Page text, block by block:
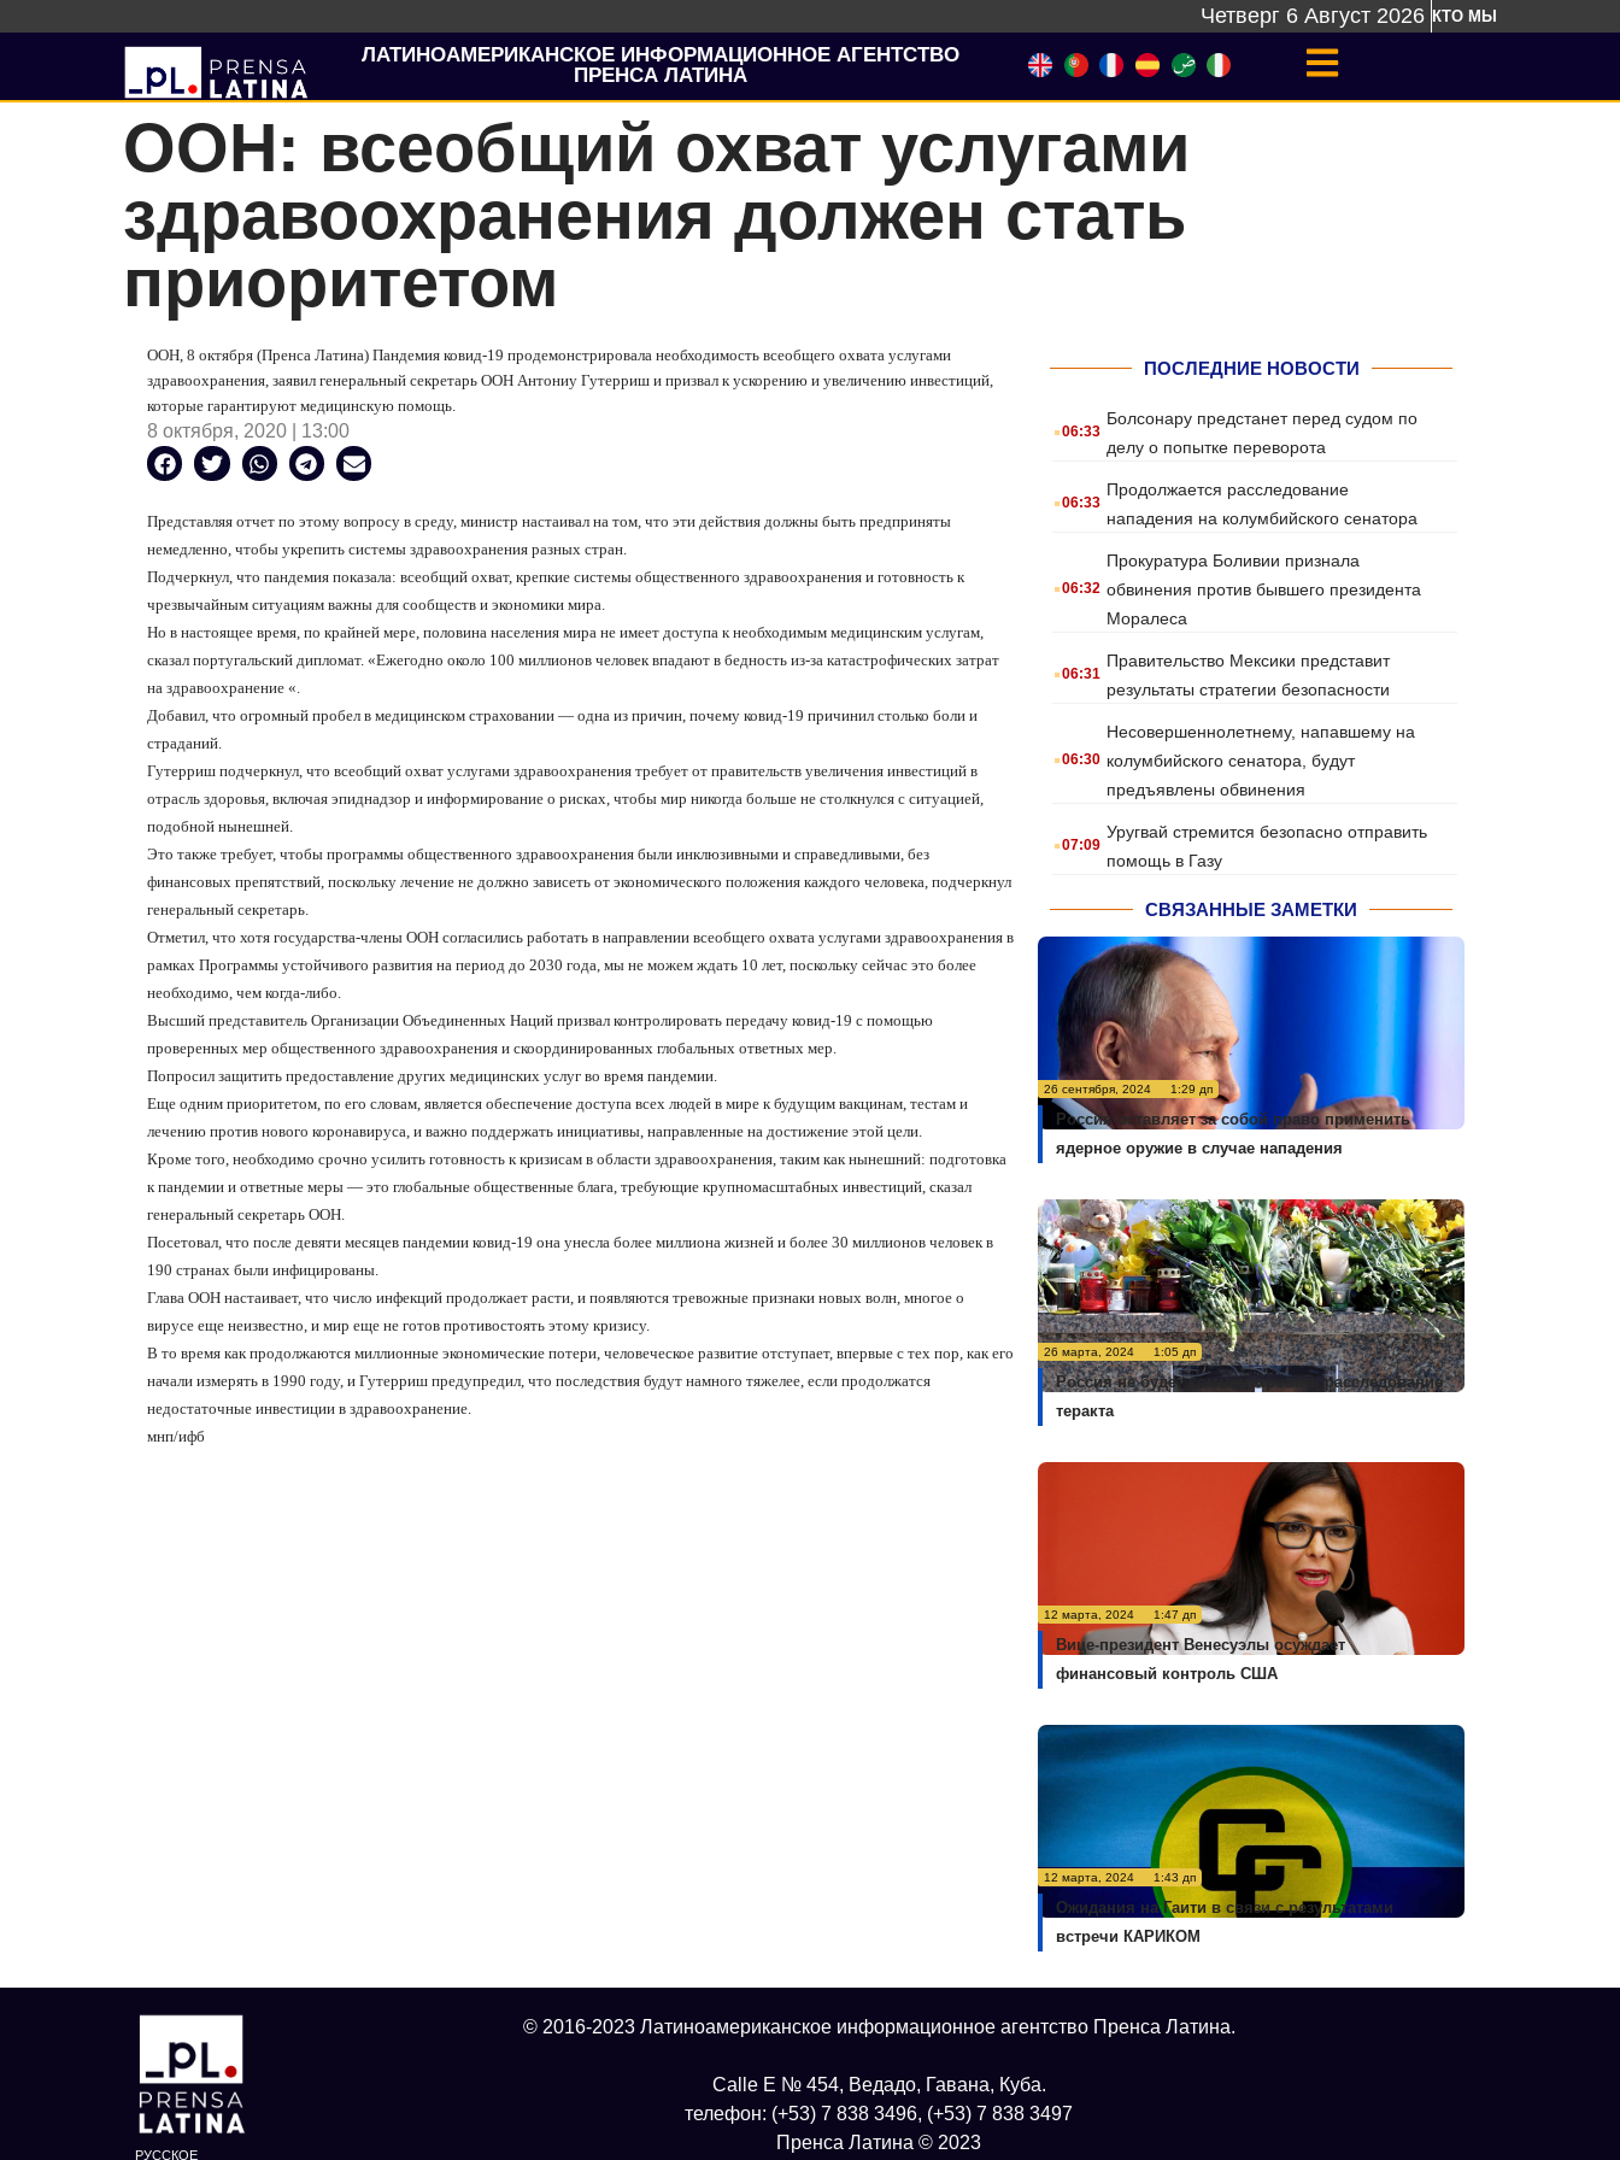
Четверг 6 Август 2026 КТО МЫ
ЛАТИНОАМЕРИКАНСКОЕ ИНФОРМАЦИОННОЕ АГЕНТСТВО
ПРЕНСА ЛАТИНА
ООН: всеобщий охват услугами
здравоохранения должен стать
приоритетом
ООН, 8 октября (Пренса Латина) Пандемия ковид-19 продемонстрировала необходимость всеобщего охвата услугами
здравоохранения, заявил генеральный секретарь ООН Антониу Гутерриш и призвал к ускорению и увеличению инвестиций,
которые гарантируют медицинскую помощь.
8 октября, 2020 | 13:00
Представляя отчет по этому вопросу в среду, министр настаивал на том, что эти действия должны быть предприняты
немедленно, чтобы укрепить системы здравоохранения разных стран.
Подчеркнул, что пандемия показала: всеобщий охват, крепкие системы общественного здравоохранения и готовность к
чрезвычайным ситуациям важны для сообществ и экономики мира.
Но в настоящее время, по крайней мере, половина населения мира не имеет доступа к необходимым медицинским услугам,
сказал португальский дипломат. «Ежегодно около 100 миллионов человек впадают в бедность из-за катастрофических затрат
на здравоохранение «.
Добавил, что огромный пробел в медицинском страховании — одна из причин, почему ковид-19 причинил столько боли и
страданий.
Гутерриш подчеркнул, что всеобщий охват услугами здравоохранения требует от правительств увеличения инвестиций в
отрасль здоровья, включая эпиднадзор и информирование о рисках, чтобы мир никогда больше не столкнулся с ситуацией,
подобной нынешней.
Это также требует, чтобы программы общественного здравоохранения были инклюзивными и справедливыми, без
финансовых препятствий, поскольку лечение не должно зависеть от экономического положения каждого человека, подчеркнул
генеральный секретарь.
Отметил, что хотя государства-члены ООН согласились работать в направлении всеобщего охвата услугами здравоохранения в
рамках Программы устойчивого развития на период до 2030 года, мы не можем ждать 10 лет, поскольку сейчас это более
необходимо, чем когда-либо.
Высший представитель Организации Объединенных Наций призвал контролировать передачу ковид-19 с помощью
проверенных мер общественного здравоохранения и скоординированных глобальных ответных мер.
Попросил защитить предоставление других медицинских услуг во время пандемии.
Еще одним приоритетом, по его словам, является обеспечение доступа всех людей в мире к будущим вакцинам, тестам и
лечению против нового коронавируса, и важно поддержать инициативы, направленные на достижение этой цели.
Кроме того, необходимо срочно усилить готовность к кризисам в области здравоохранения, таким как нынешний: подготовка
к пандемии и ответные меры — это глобальные общественные блага, требующие крупномасштабных инвестиций, сказал
генеральный секретарь ООН.
Посетовал, что после девяти месяцев пандемии ковид-19 она унесла более миллиона жизней и более 30 миллионов человек в
190 странах были инфицированы.
Глава ООН настаивает, что число инфекций продолжает расти, и появляются тревожные признаки новых волн, многое о
вирусе еще неизвестно, и мир еще не готов противостоять этому кризису.
В то время как продолжаются миллионные экономические потери, человеческое развитие отступает, впервые с тех пор, как его
начали измерять в 1990 году, и Гутерриш предупредил, что последствия будут намного тяжелее, если продолжатся
недостаточные инвестиции в здравоохранение.
мнп/ифб
ПОСЛЕДНИЕ НОВОСТИ
.06:33
Болсонару предстанет перед судом по
делу о попытке переворота
.06:33
Продолжается расследование
нападения на колумбийского сенатора
.06:32
Прокуратура Боливии признала
обвинения против бывшего президента
Моралеса
.06:31
Правительство Мексики представит
результаты стратегии безопасности
.06:30
Несовершеннолетнему, напавшему на
колумбийского сенатора, будут
предъявлены обвинения
.07:09
Уругвай стремится безопасно отправить
помощь в Газу
СВЯЗАННЫЕ ЗАМЕТКИ
26 сентября, 2024 1:29 дп
Россия оставляет за собой право применить
ядерное оружие в случае нападения
26 марта, 2024 1:05 дп
Россия не будет комментировать расследование
теракта
12 марта, 2024 1:47 дп
Вице-президент Венесуэлы осуждает
финансовый контроль США
12 марта, 2024 1:43 дп
Ожидания на Гаити в связи с результатами
встречи КАРИКОМ
РУССКОЕ
© 2016-2023 Латиноамериканское информационное агентство Пренса Латина.
Calle E № 454, Ведадо, Гавана, Куба.
телефон: (+53) 7 838 3496, (+53) 7 838 3497
Пренса Латина © 2023